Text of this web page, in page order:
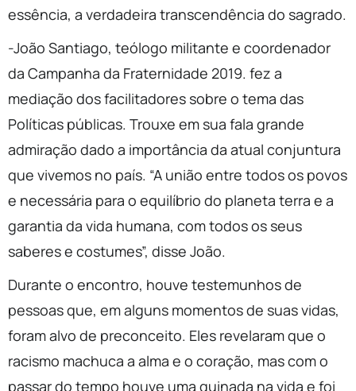
essência, a verdadeira transcendência do sagrado.
-João Santiago, teólogo militante e coordenador
da Campanha da Fraternidade 2019. fez a
mediação dos facilitadores sobre o tema das
Políticas públicas. Trouxe em sua fala grande
admiração dado a importância da atual conjuntura
que vivemos no país. “A união entre todos os povos
e necessária para o equilíbrio do planeta terra e a
garantia da vida humana, com todos os seus
saberes e costumes”, disse João.
Durante o encontro, houve testemunhos de
pessoas que, em alguns momentos de suas vidas,
foram alvo de preconceito. Eles revelaram que o
racismo machuca a alma e o coração, mas com o
passar do tempo houve uma guinada na vida e foi